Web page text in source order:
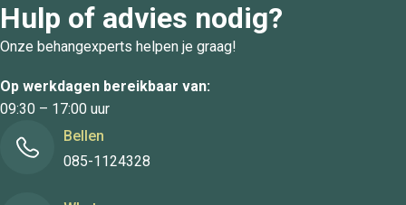
Hulp of advies nodig?
Onze behangexperts helpen je graag!
Op werkdagen bereikbaar van:
09:30 – 17:00 uur
Bellen
085-1124328